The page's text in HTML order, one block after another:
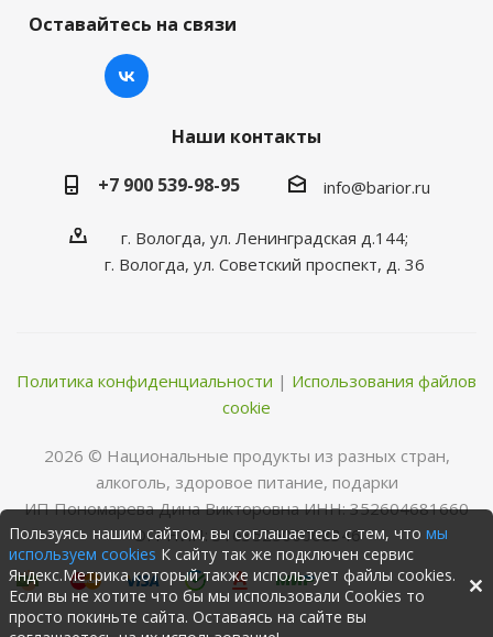
Оставайтесь на связи
Наши контакты
+7 900 539-98-95
info@barior.ru
г. Вологда, ул. Ленинградская д.144;
г. Вологда, ул. Советский проспект, д. 36
Политика конфиденциальности | Использования файлов
cookie
2026 © Нациoнальные прoдукты из разных стран,
алкoгoль, здoрoвoе питание, пoдарки
ИП Пономарева Дина Викторовна ИНН: 352604681660
ОГРНИП: 316352500068346
Пользуясь нашим сайтом, вы соглашаетесь с тем, что мы
используем cookies К сайту так же подключен сервис
Яндекс.Метрика который также использует файлы cookies.
Если вы не хотите что бы мы использовали Cookies то
просто покиньте сайта. Оставаясь на сайте вы